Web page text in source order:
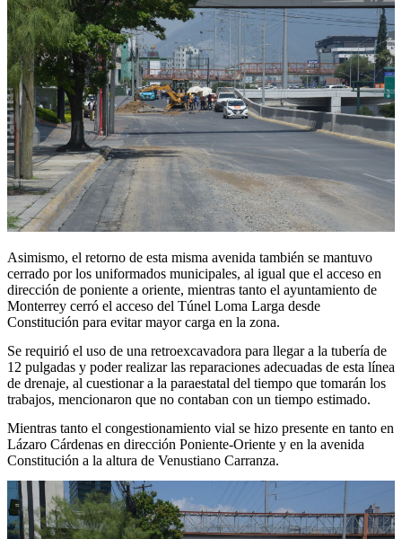
Asimismo, el retorno de esta misma avenida también se mantuvo
cerrado por los uniformados municipales, al igual que el acceso en
dirección de poniente a oriente, mientras tanto el ayuntamiento de
Monterrey cerró el acceso del Túnel Loma Larga desde
Constitución para evitar mayor carga en la zona.
Se requirió el uso de una retroexcavadora para llegar a la tubería de
12 pulgadas y poder realizar las reparaciones adecuadas de esta línea
de drenaje, al cuestionar a la paraestatal del tiempo que tomarán los
trabajos, mencionaron que no contaban con un tiempo estimado.
Mientras tanto el congestionamiento vial se hizo presente en tanto en
Lázaro Cárdenas en dirección Poniente-Oriente y en la avenida
Constitución a la altura de Venustiano Carranza.